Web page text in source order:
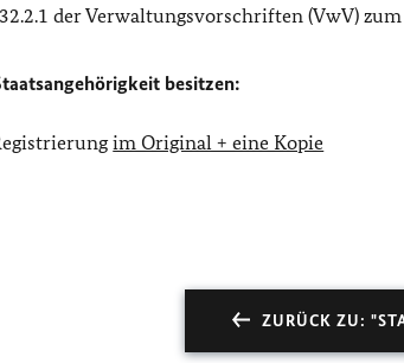
der Verwaltungsvorschriften (VwV)
besitzen:
im Original + eine Kopie
ZURÜCK ZU: